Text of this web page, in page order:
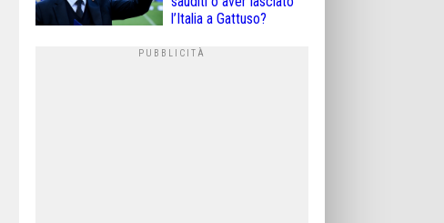
l’Italia a Gattuso?